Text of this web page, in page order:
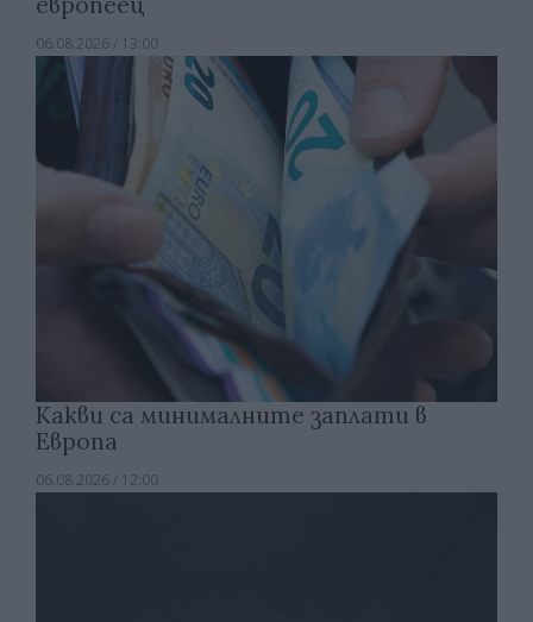
06.08.2026 / 13:00
Какви са минималните заплати в
Европа
06.08.2026 / 12:00